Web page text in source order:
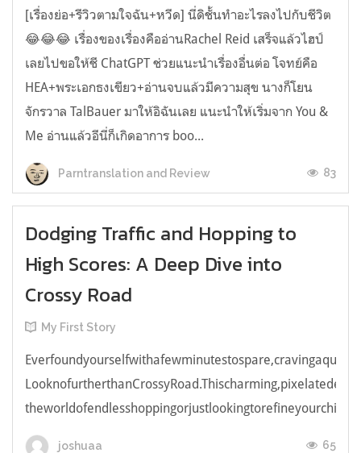
[เรื่องย่อ+รีวิวตามใจฉัน+หวีด] นี่ดิชั้นทำอะไรลงไปกับชีวิต
😂😂😂 เรื่องของเรื่องคืออ่านRachel Reid เสร็จแล้วไฮป์
เลยไปขอให้ชี ChatGPT ช่วยแนะนำเรื่องอื่นต่อ โจทย์คือ
HEA+พระเอกธงเขียว+อ่านจบแล้วมีความสุข นางก็โยน
จักรวาล TalBauer มาให้อิฉันเลย แนะนำให้เริ่มจาก You &
Me อ่านแล้วอีนี่ก็เกิดอาการ boo...
Parntranslation and Review 83
Dodging Traffic and Hopping to
High Scores: A Deep Dive into
Crossy Road
My First Story
joshuaa 65